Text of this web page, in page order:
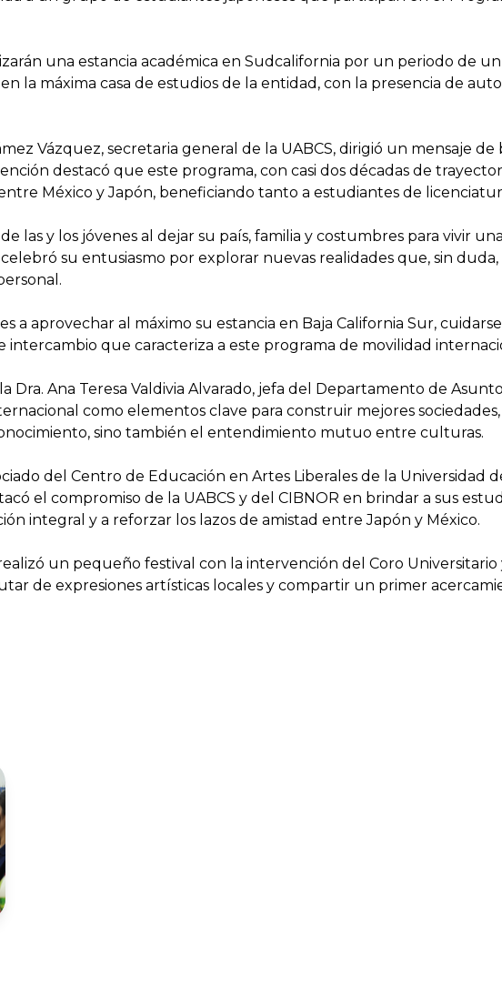
una estancia académica en Sudcalifornia por un periodo de
la máxima casa de estudios de la entidad, con la presencia de
Vázquez, secretaria general de la UABCS, dirigió un mensaje
destacó que este programa, con casi dos décadas de
México y Japón, beneficiando tanto a estudiantes de
las y los jóvenes al dejar su país, familia y costumbres para vivir
su entusiasmo por explorar nuevas realidades que, sin
a aprovechar al máximo su estancia en Baja California Sur,
intercambio que caracteriza a este programa de movilidad
Dra. Ana Teresa Valdivia Alvarado, jefa del Departamento de
como elementos clave para construir mejores
sino también el entendimiento mutuo entre culturas.
del Centro de Educación en Artes Liberales de la Universidad
el compromiso de la UABCS y del CIBNOR en brindar a sus
integral y a reforzar los lazos de amistad entre Japón y México.
un pequeño festival con la intervención del Coro
de expresiones artísticas locales y compartir un primer